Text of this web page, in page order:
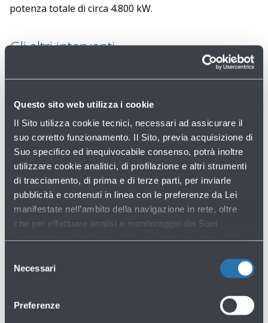
Questo sito web utilizza i cookie
Il Sito utilizza cookie tecnici, necessari ad assicurare il
suo corretto funzionamento. Il Sito, previa acquisizione di
Suo specifico ed inequivocabile consenso, potrà inoltre
utilizzare cookie analitici, di profilazione e altri strumenti
di tracciamento, di prima e di terze parti, per inviarle
pubblicità e contenuti in linea con le preferenze da Lei
manifestate nell’ambito della navigazione in rete, oltre
che per effettuare analisi e monitoraggio dei Suoi
tracciamento in funzione sul Sito, La preghiamo di
delNecessari
Preferenze
potenza totale di circa 4.800 kW.
Gli altri interventi
Attualmentel’energia elettrica che non viene
rinnovabili
emissioni compensate. In aggiunta, nel corso degli
ultimi anni sono stati realizzati diversi interventi di
efficientamento come l’impianto di trigenerazione e
relamping dell'officina, delle torri faro e del terminal
passeggeri. Questi progetti green, insieme a nuove
iniziative, permetteranno di ridurre le emissioni e
facilitare la decarbonizzazione dello scalo.